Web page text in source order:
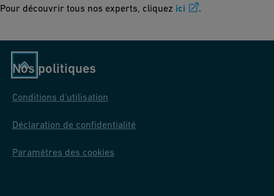
Pour découvrir tous nos experts, cliquez ici .
Nos politiques
Conditions d'utilisation
Déclaration de confidentialité
Paramètres des cookies